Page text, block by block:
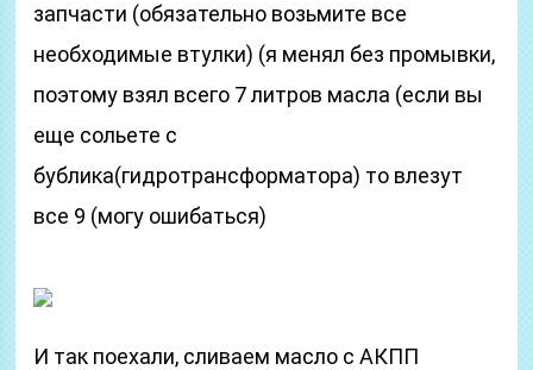
запчасти (обязательно возьмите все
необходимые втулки) (я менял без промывки,
поэтому взял всего 7 литров масла (если вы
еще сольете с
бублика(гидротрансформатора) то влезут
все 9 (могу ошибаться)
И так поехали, сливаем масло с АКПП